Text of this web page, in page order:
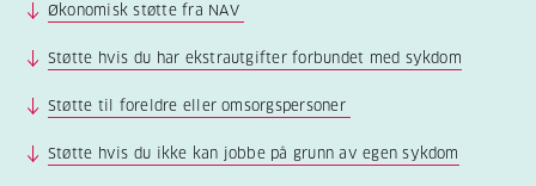
Økonomisk støtte fra NAV
Støtte hvis du har ekstrautgifter forbundet med sykdom
Støtte til foreldre eller omsorgspersoner
Støtte hvis du ikke kan jobbe på grunn av egen sykdom